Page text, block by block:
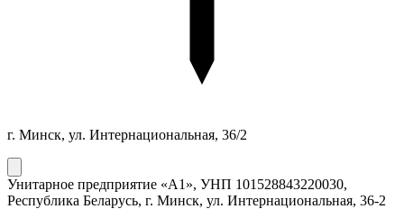
г. Минск, ул. Интернациональная, 36/2
Унитарное предприятие «А1», УНП 101528843220030,
Республика Беларусь, г. Минск, ул. Интернациональная, 36-2